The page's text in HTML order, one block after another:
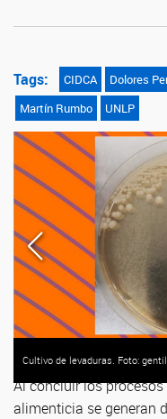
Tags: CIDCA Dolores
Martín Rumbo
UNLP
Cultivo de levaduras. Foto:
Al concluir los
alimenticia se generan